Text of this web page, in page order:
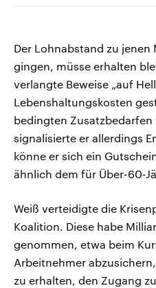
Der Lohnabstand zu jenen
gingen, müsse erhalten
verlangte Beweise „auf
Lebenshaltungskosten
bedingten
signalisierte er allerdings
könne er sich ein
ähnlich dem für Über-60-
Weiß verteidigte die
Koalition. Diese habe
genommen, etwa beim
Arbeitnehmer
zu erhalten, den Zugang